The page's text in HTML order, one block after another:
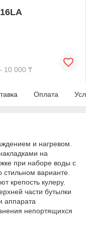
10 000 ₸
Оплата
и нагревом.
на
при наборе воды с
варианте.
крепость кулеру.
части бутылки
аппарата
непортящихся